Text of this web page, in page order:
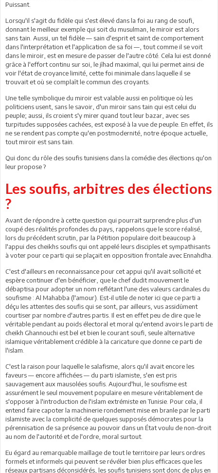
Puissant.
Lorsqu'il s'agit du fidèle qui s'est élevé dans la foi au rang de soufi,
donnant le meilleur exemple qui soit du musulman, le miroir est alors
sans tain. Aussi, un tel fidèle — sain d'esprit et saint de comportement
dans l'interprétation et l'application de sa foi —, tout comme il se voit
dans le miroir, est en mesure de passer de l'autre côté. Cela lui est donné
grâce à l'effort continu sur soi, le jîhad maximal, qui lui permet ainsi de
voir l'état de croyance limité, cette foi minimale dans laquelle il se
trouvait et où se complaît le commun des croyants.
Une telle symbolique du miroir est valable aussi en politique où les
politiciens usent, sans le savoir, d'un miroir sans tain qui est celui du
peuple; aussi, ils croient s'y mirer quand tout leur bazar, avec ses
turpitudes supposées cachées, est exposé à la vue de peuple. En effet, ils
ne se rendent pas compte qu'en postmodernité, notre époque actuelle,
tout miroir est sans tain.
Qui donc du rôle des soufis tunisiens dans la comédie des élections qu'on
leur propose ?
Les soufis, arbitres des élections
?
Avant de répondre à cette question qui pourrait surprendre plus d'un
coupé des réalités profondes du pays, rappelons que le score réalisé,
lors du précédent scrutin, par la Pétition populaire doit beaucoup à
l'appui des cheikhs soufis qui ont appelé leurs disciples et sympathisants
à voter pour ce parti qui se plaçait en opposition frontale avec Ennahdha.
C'est d'ailleurs en reconnaissance pour cet appui qu'il avait sollicité et
espère continuer d'en bénéficier, que le chef dudit mouvement le
débaptisa pour adopter un nom reflétant l'une des valeurs cardinales du
soufisme : Al Mahabba (l'amour). Est-il utile de noter ici que ce parti a
déçu les attentes des soufis qui se sont, par ailleurs, vus assidûment
courtiser par nombre d'autres partis. Il est en effet peu de dire que le
véritable pendant au poids électoral et moral qu'entend avoirs le parti de
cheikh Ghannouchi est bel et bien le courant soufi, seule alternative
islamique véritablement crédible à la caricature que donne ce parti de
l'islam.
C'est la raison pour laquelle le salafisme, alors qu'il avait encore les
faveurs — encore affichées — du parti islamiste, s'en est pris
sauvagement aux mausolées soufis. Aujourd'hui, le soufisme est
assurément le seul mouvement populaire en mesure véritablement de
s'opposer à l'introduction de l'islam extrémiste en Tunisie. Pour cela, il
entend faire capoter la machinerie rondement mise en branle par le parti
islamiste avec la complicité de quelques supposés démocrates pour la
pérennisation de sa présence au pouvoir dans un État voulu de non-droit
au nom de l'autorité et de l'ordre, moral surtout.
Eu égard au remarquable maillage de tout le territoire par leurs ordres
formels et informels qui peuvent se révéler bien plus efficaces que les
réseaux partisans déconsidérés, les soufis tunisiens sont donc de plus en